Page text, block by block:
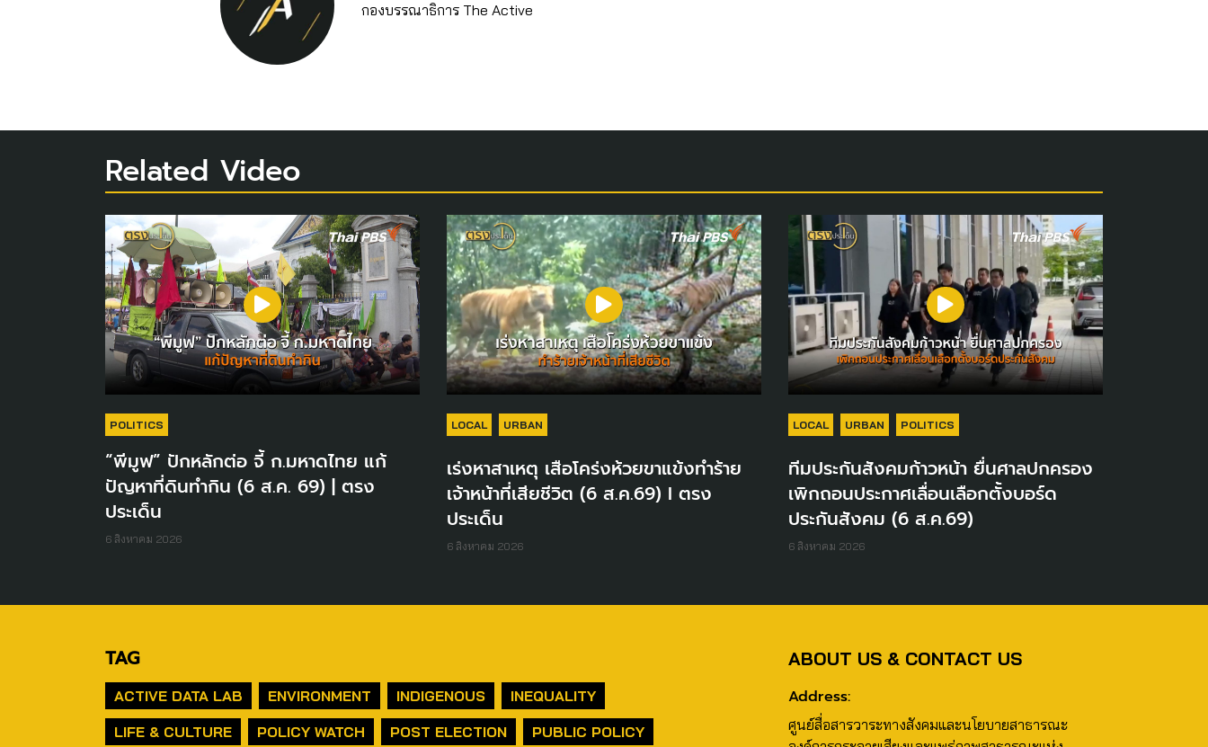
กองบรรณาธิการ The Active
Related Video
POLITICS
“พีมูฟ” ปักหลักต่อ จี้ ก.มหาดไทย แก้
ปัญหาที่ดินทำกิน (6 ส.ค. 69) | ตรง
ประเด็น
6 สิงหาคม 2026
LOCAL URBAN
เร่งหาสาเหตุ เสือโคร่งห้วยขาแข้งทำร้าย
เจ้าหน้าที่เสียชีวิต (6 ส.ค.69) I ตรง
ประเด็น
6 สิงหาคม 2026
LOCAL URBAN POLITICS
ทีมประกันสังคมก้าวหน้า ยื่นศาลปกครอง
เพิกถอนประกาศเลื่อนเลือกตั้งบอร์ด
ประกันสังคม (6 ส.ค.69)
6 สิงหาคม 2026
TAG
ACTIVE DATA LAB ENVIRONMENT INDIGENOUS
INEQUALITY
LIFE & CULTURE
POLICY WATCH POST ELECTION
PUBLIC POLICY
ABOUT US & CONTACT US
Address:
ศูนย์สื่อสารวาระทางสังคมและนโยบายสาธารณะ